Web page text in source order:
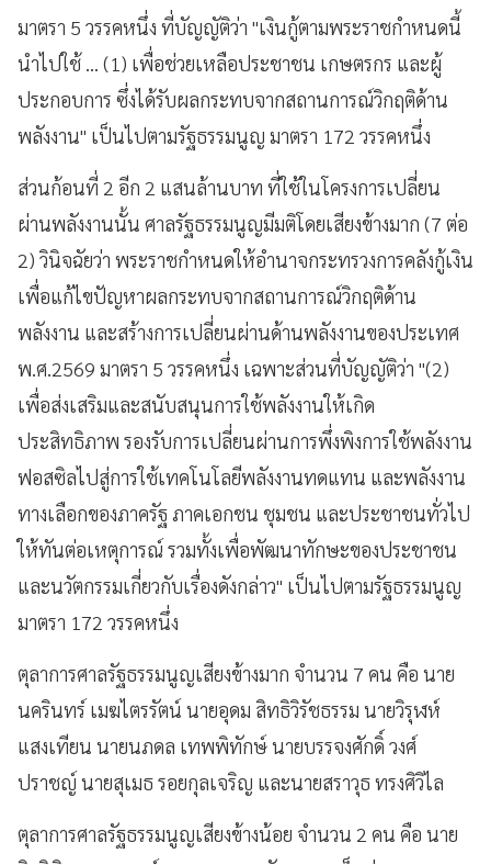
มาตรา 5 วรรคหนึ่ง ที่บัญญัติว่า "เงินกู้ตามพระราชกำหนดนี้
นำไปใช้ ... (1) เพื่อช่วยเหลือประชาชน เกษตรกร และผู้
ประกอบการ ซึ่งได้รับผลกระทบจากสถานการณ์วิกฤติด้าน
พลังงาน" เป็นไปตามรัฐธรรมนูญ มาตรา 172 วรรคหนึ่ง
ส่วนก้อนที่ 2 อีก 2 แสนล้านบาท ที่ใช้ในโครงการเปลี่ยน
ผ่านพลังงานนั้น ศาลรัฐธรรมนูญมีมติโดยเสียงข้างมาก (7 ต่อ
2) วินิจฉัยว่า พระราชกำหนดให้อำนาจกระทรวงการคลังกู้เงิน
เพื่อแก้ไขปัญหาผลกระทบจากสถานการณ์วิกฤติด้าน
พลังงาน และสร้างการเปลี่ยนผ่านด้านพลังงานของประเทศ
พ.ศ.2569 มาตรา 5 วรรคหนึ่ง เฉพาะส่วนที่บัญญัติว่า "(2)
เพื่อส่งเสริมและสนับสนุนการใช้พลังงานให้เกิด
ประสิทธิภาพ รองรับการเปลี่ยนผ่านการพึ่งพิงการใช้พลังงาน
ฟอสซิลไปสู่การใช้เทคโนโลยีพลังงานทดแทน และพลังงาน
ทางเลือกของภาครัฐ ภาคเอกชน ชุมชน และประชาชนทั่วไป
ให้ทันต่อเหตุการณ์ รวมทั้งเพื่อพัฒนาทักษะของประชาชน
และนวัตกรรมเกี่ยวกับเรื่องดังกล่าว" เป็นไปตามรัฐธรรมนูญ
มาตรา 172 วรรคหนึ่ง
ตุลาการศาลรัฐธรรมนูญเสียงข้างมาก จำนวน 7 คน คือ นาย
นครินทร์ เมฆไตรรัตน์ นายอุดม สิทธิวิรัชธรรม นายวิรุฬห์
แสงเทียน นายนภดล เทพพิทักษ์ นายบรรจงศักดิ์ วงศ์
ปราชญ์ นายสุเมธ รอยกุลเจริญ และนายสราวุธ ทรงศิวิไล
ตุลาการศาลรัฐธรรมนูญเสียงข้างน้อย จำนวน 2 คน คือ นาย